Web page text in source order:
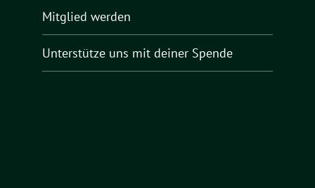
Mitglied werden
Unterstütze uns mit deiner Spende